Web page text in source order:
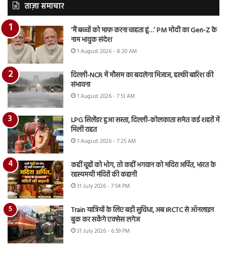
ताज़ा समाचार
‘मैं बच्चों को माफ करना चाहता हूं…’ PM मोदी का Gen-Z के
नाम भावुक संदेश
1 August 2026 - 8:20 AM
दिल्ली-NCR में मौसम का बदलेगा मिजाज, हल्की बारिश की
संभावना
1 August 2026 - 7:51 AM
LPG सिलेंडर हुआ सस्ता, दिल्ली-कोलकाता समेत कई शहरों में
मिली राहत
1 August 2026 - 7:25 AM
कहीं चूहों को भोग, तो कहीं भगवान को मदिरा अर्पित, भारत के
रहस्यमयी मंदिरों की कहानी
31 July 2026 - 7:54 PM
Train यात्रियों के लिए बड़ी सुविधा, अब IRCTC से ऑनलाइन
बुक कर सकेंगे एक्सेस लगेज
31 July 2026 - 6:59 PM